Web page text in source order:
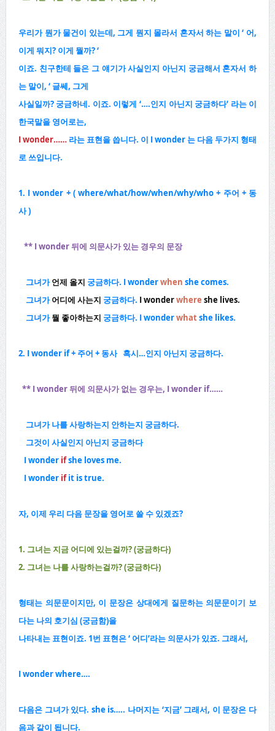
우리가 뭔가 물건이 있는데, 그게 뭔지 몰라서 혼자서 하는 말이 ‘ 어,
이게 뭐지? 이게 뭘까? ‘
이죠. 친구한테 들은 그 얘기가 사실인지 아닌지 궁금해서 혼자서 하
는 말이, ‘ 글쎄, 그게
사실일까? 궁금하네. 이죠. 이렇게 ‘….인지 아닌지 궁금하다’ 라는 이
한국말을 영어로는,
I wonder……라는 표현을 씁니다. 이 I wonder 는 다음 두가지 형태
로 쓰입니다.
1. I wonder + ( where/what/how/when/why/who + 주어 + 동
사 )
** I wonder 뒤에 의문사가 있는 경우의 문장
그녀가언제 올지 궁금하다. I wonderwhen she comes.
그녀가어디에 사는지 궁금하다. I wonderwhere she lives.
그녀가뭘 좋아하는지 궁금하다. I wonderwhatshe likes.
2. I wonder if + 주어 + 동사 혹시…인지 아닌지 궁금하다.
** I wonder 뒤에 의문사가 없는 경우는, I wonder if……
그녀가 나를 사랑하는지 안하는지 궁금하다.
그것이 사실인지 아닌지 궁금하다
I wonderifshe loves me.
I wonder ifit is true.
자, 이제 우리 다음 문장을 영어로 쓸 수 있겠죠?
1. 그녀는 지금 어디에 있는걸까? (궁금하다)
2. 그녀는 나를 사랑하는걸까? (궁금하다)
형태는 의문문이지만, 이 문장은 상대에게 질문하는 의문문이기 보
다는 나의 호기심 (궁금함)을
나타내는 표현이죠. 1번 표현은 ‘ 어디’라는 의문사가 있죠. 그래서,
I wonder where….
다음은 그녀가 있다. she is….. 나머지는 ‘지금’ 그래서, 이 문장은 다
음과 같이 됩니다.